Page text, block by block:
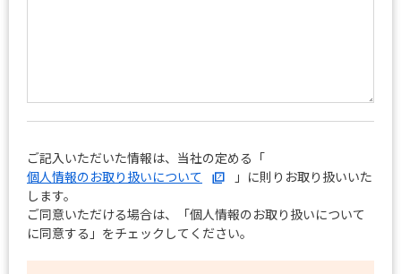
ご記入いただいた情報は、当社の定める「
個人情報のお取り扱いについて
」に則りお取り扱いいた
します。
ご同意いただける場合は、「個人情報のお取り扱いについて
に同意する」をチェックしてください。